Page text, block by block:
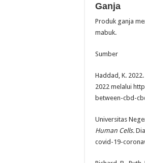
Ganja
Produk ganja
mabuk.
Sumber
Haddad, K. 2022.
2022 melalui
between-cbd-
Universitas
Human Cells.
covid-19-